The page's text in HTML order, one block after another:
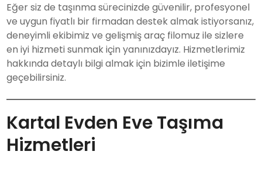
Eğer siz de taşınma sürecinizde güvenilir, profesyonel
ve uygun fiyatlı bir firmadan destek almak istiyorsanız,
deneyimli ekibimiz ve gelişmiş araç filomuz ile sizlere
en iyi hizmeti sunmak için yanınızdayız. Hizmetlerimiz
hakkında detaylı bilgi almak için bizimle iletişime
geçebilirsiniz.
Kartal Evden Eve Taşıma
Hizmetleri